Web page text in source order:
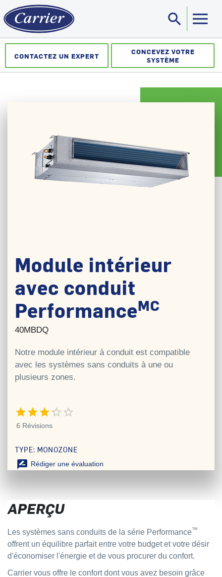
search
CONTACTEZ UN EXPERT
CONCEVEZ VOTRE
SYSTÈME
Module intérieur
avec conduit
PerformanceMC
40MBDQ
Notre module intérieur à conduit est compatible
avec les systèmes sans conduits à une ou
plusieurs zones.
3.2 étoiles sur 5
6 Révisions
TYPE: MONOZONE
rate_review Rédiger une évaluation
APERÇU
Les systèmes sans conduits de la série Performance™
offrent un équilibre parfait entre votre budget et votre désir
d'économiser l'énergie et de vous procurer du confort.
Carrier vous offre le confort dont vous avez besoin grâce